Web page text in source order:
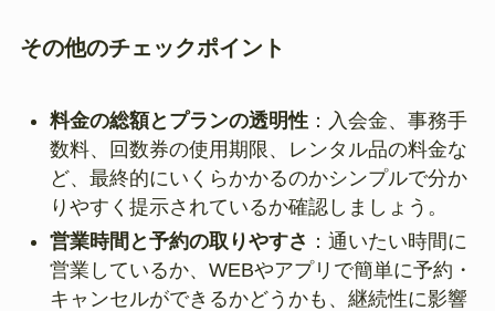
その他のチェックポイント
料金の総額とプランの透明性：入会金、事務手
数料、回数券の使用期限、レンタル品の料金な
ど、最終的にいくらかかるのかシンプルで分か
りやすく提示されているか確認しましょう。
営業時間と予約の取りやすさ ：通いたい時間に
営業しているか、WEBやアプリで簡単に予約・
キャンセルができるかどうかも、継続性に影響